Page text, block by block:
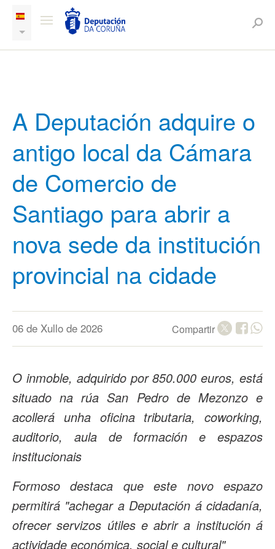
A Deputación adquire o
antigo local da Cámara
de Comercio de
Santiago para abrir a
nova sede da institución
provincial na cidade
06 de Xullo de 2026 Compartir
O inmoble, adquirido por 850.000 euros, está
situado na rúa San Pedro de Mezonzo e
acollerá unha oficina tributaria, coworking,
auditorio, aula de formación e espazos
institucionais
Formoso destaca que este novo espazo
permitirá "achegar a Deputación á cidadanía,
ofrecer servizos útiles e abrir a institución á
actividade económica, social e cultural"